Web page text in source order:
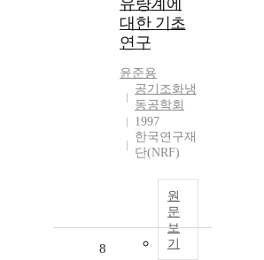
유량계에
대한 기초
연구
윤준용
공기조화냉
동공학회
1997
한국연구재
단(NRF)
원
문
보
기
8